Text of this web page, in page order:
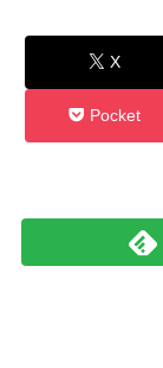
X
Pocket